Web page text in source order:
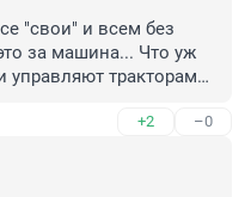
"свои" и всем без
за машина... Что уж
управляют тракторами
+2 –0